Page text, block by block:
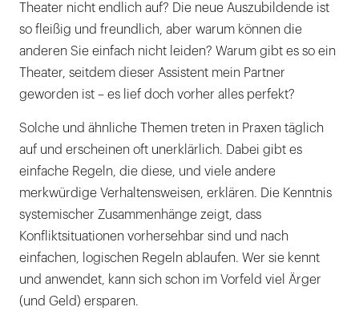
Theater nicht endlich auf? Die neue Auszubildende ist
so fleißig und freundlich, aber warum können die
anderen Sie einfach nicht leiden? Warum gibt es so ein
Theater, seitdem dieser Assistent mein Partner
geworden ist – es lief doch vorher alles perfekt?
Solche und ähnliche Themen treten in Praxen täglich
auf und erscheinen oft unerklärlich. Dabei gibt es
einfache Regeln, die diese, und viele andere
merkwürdige Verhaltensweisen, erklären. Die Kenntnis
systemischer Zusammenhänge zeigt, dass
Konfliktsituationen vorhersehbar sind und nach
einfachen, logischen Regeln ablaufen. Wer sie kennt
und anwendet, kann sich schon im Vorfeld viel Ärger
(und Geld) ersparen.